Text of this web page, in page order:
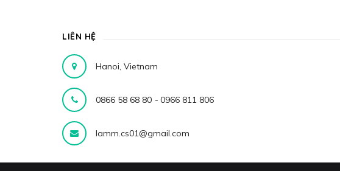
LIÊN HỆ
Hanoi, Vietnam
0866 58 68 80 - 0966 811 806
lamm.cs01@gmail.com